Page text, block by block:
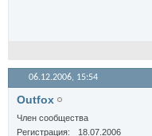
06.12.2006, 15:54
Outfox
Член сообщества
Регистрация
18.07.2006